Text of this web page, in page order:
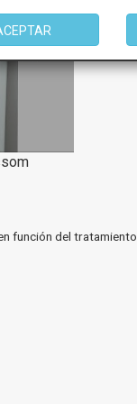
función del